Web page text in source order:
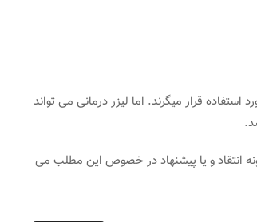
قرار میگرند. اما لیزر درمانی می تواند
انتقاد و یا پیشنهاد در خصوص این مطلب می